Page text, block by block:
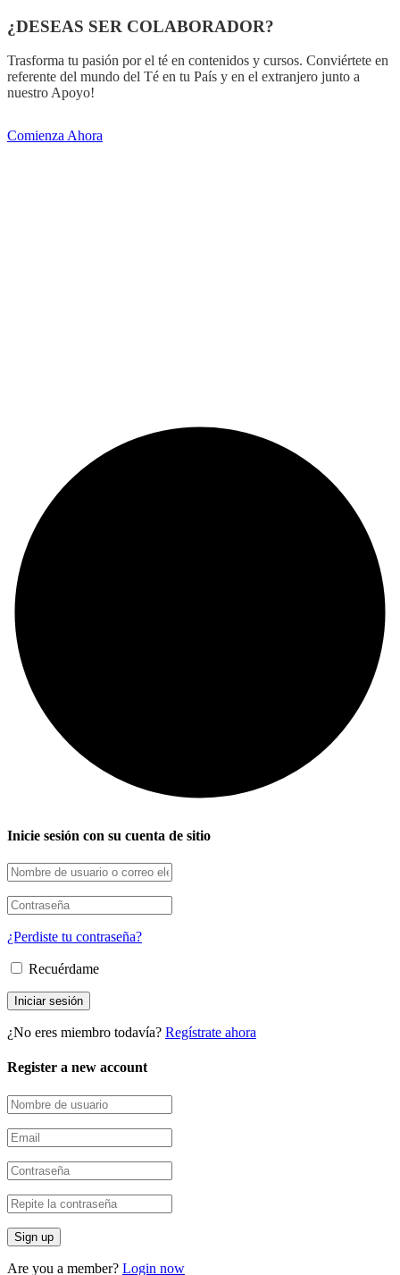
¿DESEAS SER COLABORADOR?
Trasforma tu pasión por el té en contenidos y cursos. Conviértete en
referente del mundo del Té en tu País y en el extranjero junto a
nuestro Apoyo!
Comienza Ahora
Inicie sesión con su cuenta de sitio
¿Perdiste tu contraseña?
Recuérdame
¿No eres miembro todavía? Regístrate ahora
Register a new account
Are you a member? Login now